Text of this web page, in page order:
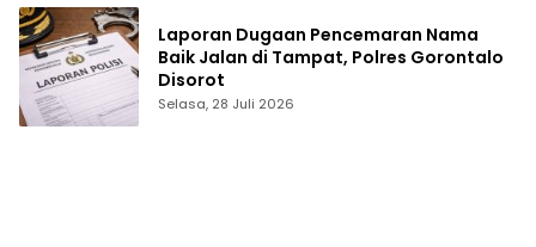
Laporan Dugaan Pencemaran Nama
Baik Jalan di Tampat, Polres Gorontalo
Disorot
Selasa, 28 Juli 2026